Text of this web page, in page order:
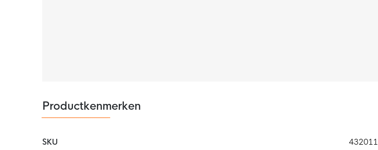
Productkenmerken
SKU